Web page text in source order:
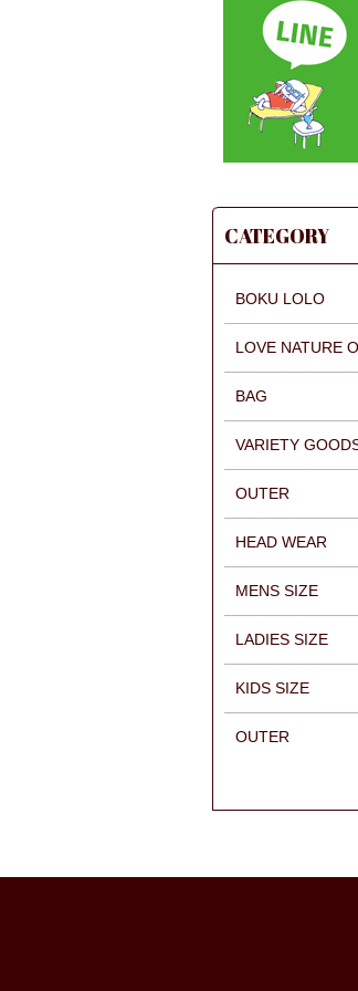
CATEGORY
BOKU LOLO
LOVE NATURE
BAG
VARIETY
OUTER
HEAD WEAR
MENS SIZE
LADIES SIZE
KIDS SIZE
OUTER